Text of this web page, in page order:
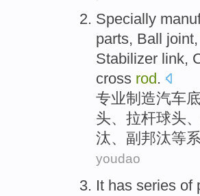
Specially
parts, Ball joint,
Stabilizer link,
cross rod .
专业制造汽车
头、 拉杆球头、
汰、副邦汰等系
youdao
It has series of